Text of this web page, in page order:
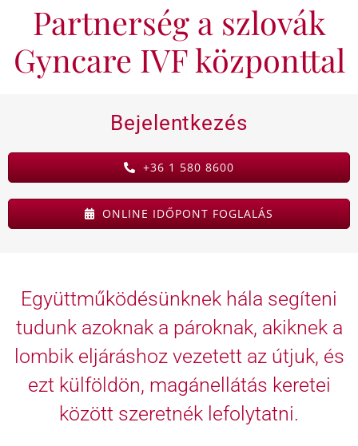
KAPCSOLAT
Partnerség a szlovák
Gyncare IVF központtal
Bejelentkezés
+36 1 580 8600
ONLINE IDŐPONT FOGLALÁS
Együttműködésünknek hála segíteni
tudunk azoknak a pároknak, akiknek a
lombik eljáráshoz vezetett az útjuk, és
ezt külföldön, magánellátás keretei
között szeretnék lefolytatni.